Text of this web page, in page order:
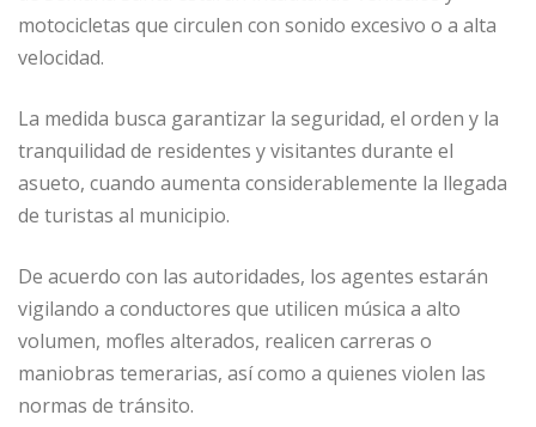
p
p
m o
k
ti
motocicletas que circulen con sonido excesivo o a alta
velocidad.
La medida busca garantizar la seguridad, el orden y la
tranquilidad de residentes y visitantes durante el
asueto, cuando aumenta considerablemente la llegada
de turistas al municipio.
De acuerdo con las autoridades, los agentes estarán
vigilando a conductores que utilicen música a alto
volumen, mofles alterados, realicen carreras o
maniobras temerarias, así como a quienes violen las
normas de tránsito.